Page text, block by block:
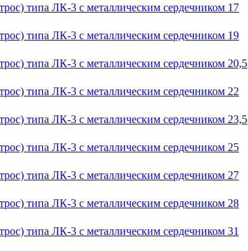
типа ЛК-3 с металлическим сердечником 17
типа ЛК-3 с металлическим сердечником 19
типа ЛК-3 с металлическим сердечником 20,5
типа ЛК-3 с металлическим сердечником 22
типа ЛК-3 с металлическим сердечником 23,5
типа ЛК-3 с металлическим сердечником 25
типа ЛК-3 с металлическим сердечником 27
типа ЛК-3 с металлическим сердечником 28
типа ЛК-3 с металлическим сердечником 31